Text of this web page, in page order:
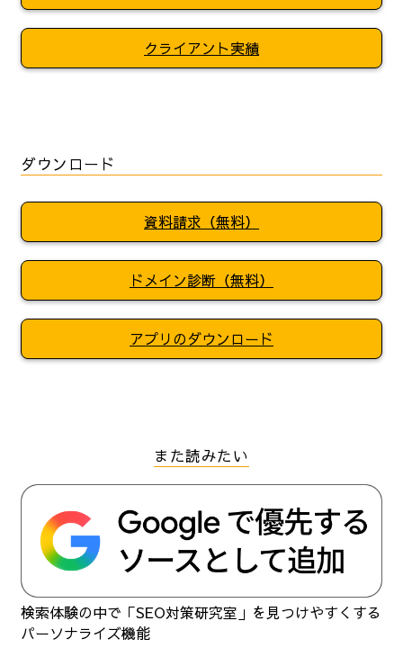
クライアント実績
ダウンロード
資料請求（無料）
ドメイン診断（無料）
アプリのダウンロード
また読みたい
検索体験の中で「SEO対策研究室」を見つけやすくする
パーソナライズ機能